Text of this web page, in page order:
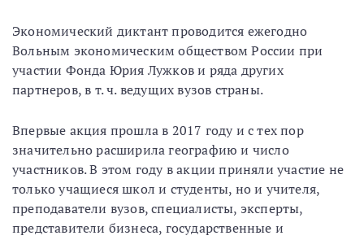
Экономический диктант проводится ежегодно
Вольным экономическим обществом России при
участии Фонда Юрия Лужков и ряда других
партнеров, в т. ч. ведущих вузов страны.
Впервые акция прошла в 2017 году и с тех пор
значительно расширила географию и число
участников. В этом году в акции приняли участие не
только учащиеся школ и студенты, но и учителя,
преподаватели вузов, специалисты, эксперты,
представители бизнеса, государственные и